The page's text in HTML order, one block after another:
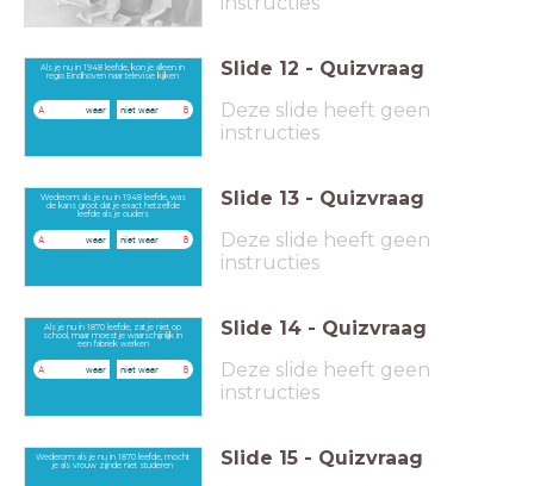
Als je nu in 1948 leefde, kon je alleen in
regio Eindhoven naar televisie kijken
A waar B
niet waar
Slide 12 - Quizvraag
Deze slide heeft geen
instructies
Wederom: als je nu in 1948 leefde, was
de kans groot dat je exact hetzelfde
leefde als je ouders
A waar B
niet waar
Slide 13 - Quizvraag
Deze slide heeft geen
instructies
Als je nu in 1870 leefde, zat je niet op
school, maar moest je waarschijnlijk in
een fabriek werken
A waar B
niet waar
Slide 14 - Quizvraag
Deze slide heeft geen
instructies
Wederom: als je nu in 1870 leefde, mocht
je als vrouw zijnde niet studeren
Slide 15 - Quizvraag